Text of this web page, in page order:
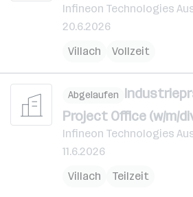
Infineon Technologies
20.6.2026
Villach
Vollzeit
Abgelaufen
Project Office (w/m/
Infineon Technologies
11.6.2026
Villach
Teilzeit